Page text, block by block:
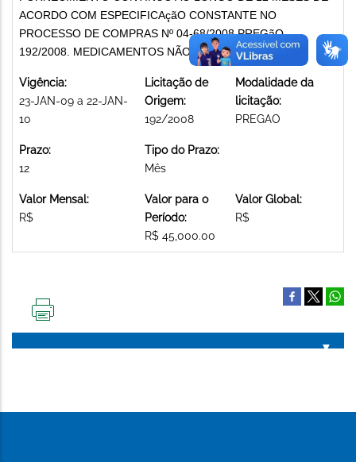
ACORDO COM ESPECIFICAçãO CONSTANTE NO
PROCESSO DE COMPRAS Nº 04-68/2008 PREGãO
192/2008. MEDICAMENTOS NÃO PADRONIZADOS
Vigência:
23-JAN-09 a 22-JAN-
10
Licitação de
Origem:
192/2008
Modalidade da
licitação:
PREGAO
Prazo:
12
Tipo do Prazo:
Mês
Valor Mensal:
R$
Valor para o
Período:
R$ 45,000.00
Valor Global:
R$
PÁGINA